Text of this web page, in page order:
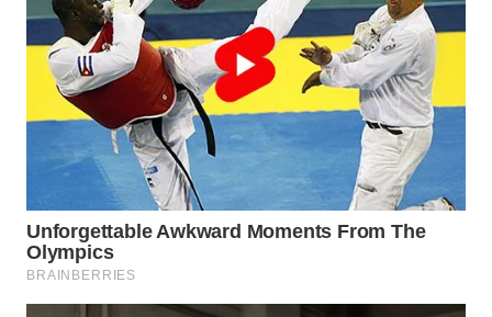
WN
MALUT
WN
DANAU
TOBA
WN